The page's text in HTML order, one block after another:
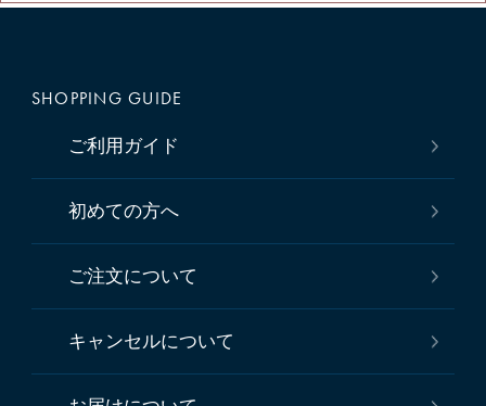
SHOPPING GUIDE
ご利用ガイド
初めての方へ
ご注文について
キャンセルについて